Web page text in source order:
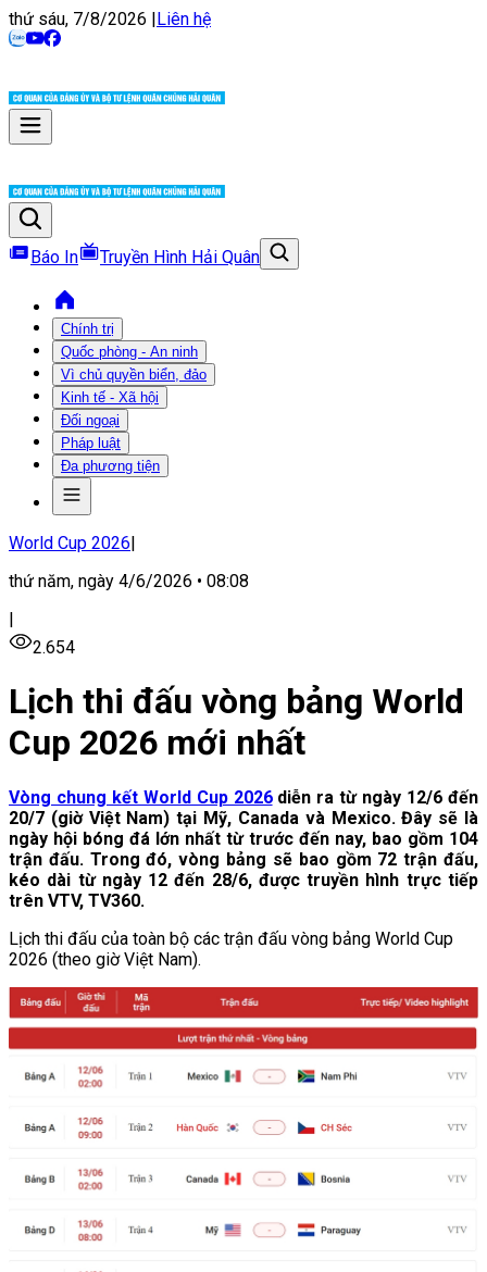
thứ sáu, 7/8/2026 |Liên hệ
Báo In Truyền Hình Hải Quân
Chính trị
Quốc phòng - An ninh
Vì chủ quyền biển, đảo
Kinh tế - Xã hội
Đối ngoại
Pháp luật
Đa phương tiện
World Cup 2026|
thứ năm, ngày 4/6/2026 • 08:08
|
2.654
Lịch thi đấu vòng bảng World
Cup 2026 mới nhất
Vòng chung kết World Cup 2026diễn ra từ ngày 12/6 đến
20/7 (giờ Việt Nam) tại Mỹ, Canada và Mexico. Đây sẽ là
ngày hội bóng đá lớn nhất từ trước đến nay, bao gồm 104
trận đấu. Trong đó, vòng bảng sẽ bao gồm 72 trận đấu,
kéo dài từ ngày 12 đến 28/6, được truyền hình trực tiếp
trên VTV, TV360.
Lịch thi đấu của toàn bộ các trận đấu vòng bảng World Cup
2026 (theo giờ Việt Nam).